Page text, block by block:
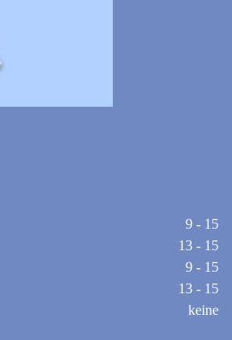
9 - 15
13 - 15
9 - 15
13 - 15
keine